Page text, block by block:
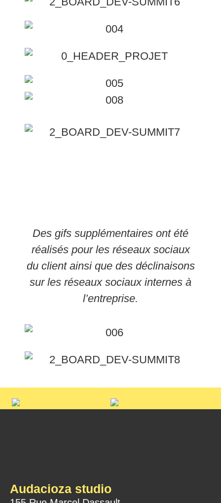
Des gifs supplémentaires ont été
réalisés pour les réseaux sociaux
du client ainsi que des déclinaisons
sur les réseaux sociaux internes à
l’entreprise.
Audacioza studio